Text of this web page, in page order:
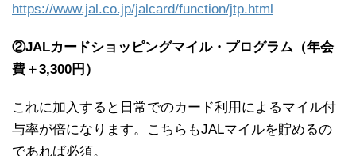
https://www.jal.co.jp/jalcard/function/jtp.html
②JALカードショッピングマイル・プログラム（年会
費＋3,300円）
これに加入すると日常でのカード利用によるマイル付
与率が倍になります。こちらもJALマイルを貯めるの
であれば必須。